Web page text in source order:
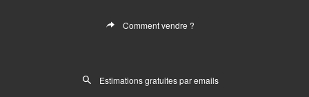
Comment vendre ?
Estimations gratuites par emails